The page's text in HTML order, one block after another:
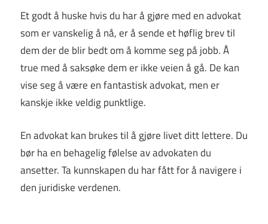
Et godt å huske hvis du har å gjøre med en advokat
som er vanskelig å nå, er å sende et høflig brev til
dem der de blir bedt om å komme seg på jobb. Å
true med å saksøke dem er ikke veien å gå. De kan
vise seg å være en fantastisk advokat, men er
kanskje ikke veldig punktlige.
En advokat kan brukes til å gjøre livet ditt lettere. Du
bør ha en behagelig følelse av advokaten du
ansetter. Ta kunnskapen du har fått for å navigere i
den juridiske verdenen.